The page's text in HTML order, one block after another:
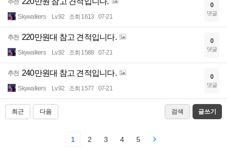
추천
Skywalkers Lv.92 조회 1613 07-21
0
댓글
추천 220만원대 참고 견적입니다.
Skywalkers Lv.92 조회 1588 07-21
0
댓글
추천 240만원대 참고 견적입니다.
Skywalkers Lv.92 조회 1577 07-21
0
댓글
최근 다음 검색 글쓰기
1 2 3 4 5